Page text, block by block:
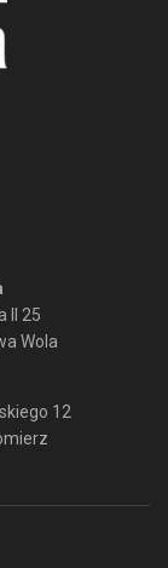
II 25
Wola
12